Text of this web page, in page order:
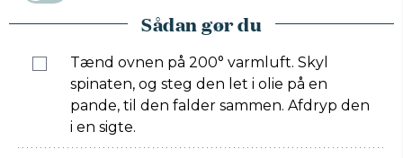
Sådan gør du
Tænd ovnen på 200° varmluft. Skyl
spinaten, og steg den let i olie på en
pande, til den falder sammen. Afdryp den
i en sigte.